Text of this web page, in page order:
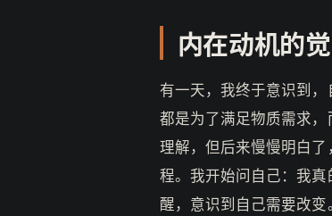
内在动机的
有一天，我终于意识到
都是为了满足物质需求
理解，但后来慢慢明白
程。我开始问自己：我
醒，意识到自己需要改变。